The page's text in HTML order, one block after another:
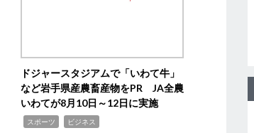
ドジャースタジアムで「いわて牛」
など岩手県産農畜産物をPR JA全農
いわてが8月10日～12日に実施
スポーツ ビジネス